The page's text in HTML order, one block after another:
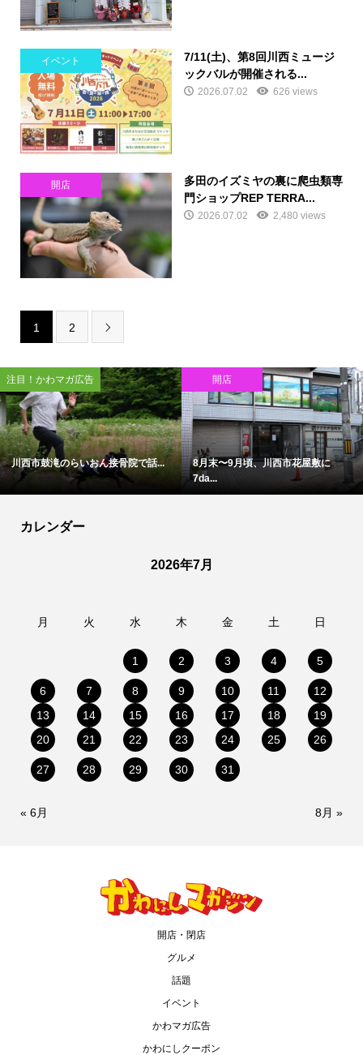
イベント
7/11(土)、第8回川西ミュージ
ックバルが開催される...
2026.07.02 626 views
開店
多田のイズミヤの裏に爬虫類専
門ショップREP TERRA...
2026.07.02 2,480 views
1 2 
注目！かわマガ広告
川西市鼓滝のらいおん接骨院で話...
開店
8月末〜9月頃、川西市花屋敷に
7da...
カレンダー
2026年7月
月 火 水 木 金 土 日
1 2 3 4 5
6 7 8 9 10 11
12
13
14 15 16 17 18
19
20
21 22 23 24 25 26
27 28 29 30 31
« 6月 8月 »
開店・閉店
グルメ
話題
イベント
かわマガ広告
かわにしクーポン